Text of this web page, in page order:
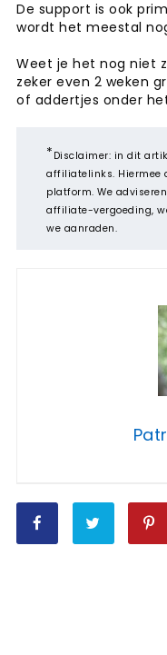
De support is ook
wordt het meestal
Weet je het nog niet
zeker even 2 weken
of addertjes onder
* Disclaimer: in dit
affiliatelinks. Hiermee
platform. We
affiliate-vergoeding,
we aanraden.